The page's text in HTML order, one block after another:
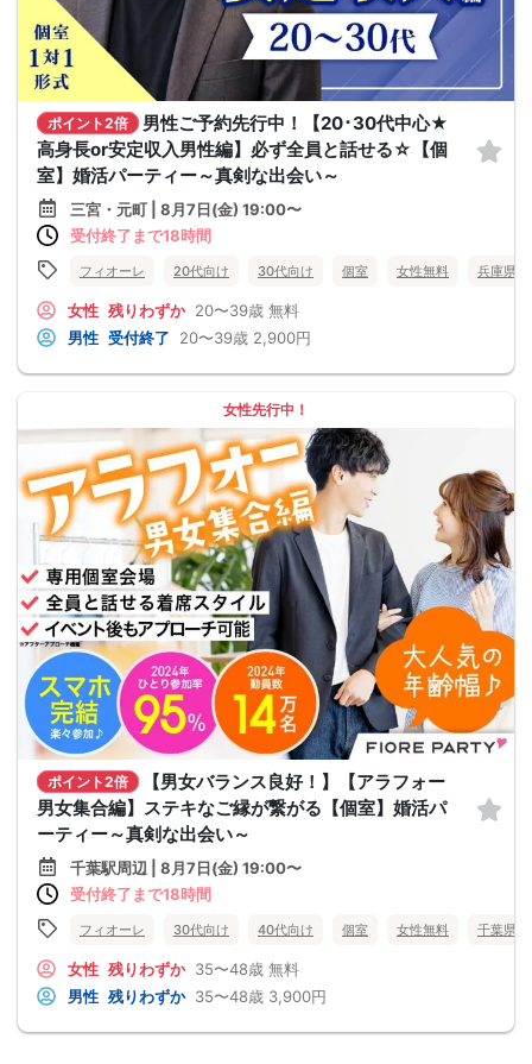
ポイント2倍
男性ご予約先行中！【20･30代中心★
高身長or安定収入男性編】必ず全員と話せる☆【個
室】婚活パーティー～真剣な出会い～
三宮・元町 | 8月7日(金) 19:00〜
受付終了まで18時間
フィオーレ 20代向け 30代向け 個室 女性無料 兵庫県
女性 残りわずか 20〜39歳 無料
男性 受付終了 20〜39歳 2,900円
女性先行中！
ポイント2倍
【男女バランス良好！】【アラフォー
男女集合編】ステキなご縁が繋がる【個室】婚活パ
ーティー～真剣な出会い～
千葉駅周辺 | 8月7日(金) 19:00〜
受付終了まで18時間
フィオーレ 30代向け 40代向け 個室 女性無料 千葉県
女性 残りわずか 35〜48歳 無料
男性 残りわずか 35〜48歳 3,900円